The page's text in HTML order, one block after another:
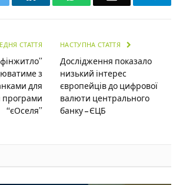
СТАТТЯ
з
для
“єОселя”
НАСТУПНА СТАТТЯ
Дослідження показало
низький інтерес
європейців до цифрової
валюти центрального
банку – ЄЦБ